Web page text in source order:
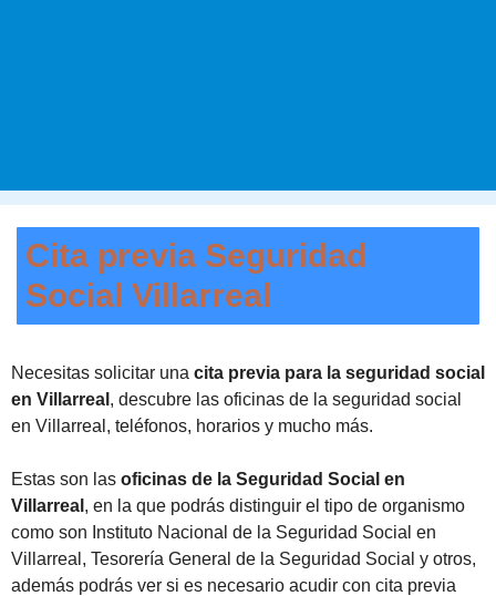
Cita previa Seguridad
Social Villarreal
Necesitas solicitar una cita previa para la seguridad social
en Villarreal , descubre las oficinas de la seguridad social
en Villarreal, teléfonos, horarios y mucho más.
Estas son las oficinas de la Seguridad Social en
Villarreal , en la que podrás distinguir el tipo de organismo
como son Instituto Nacional de la Seguridad Social en
Villarreal, Tesorería General de la Seguridad Social y otros,
además podrás ver si es necesario acudir con cita previa